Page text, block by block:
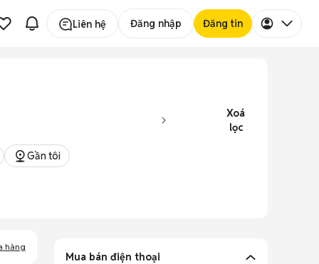
Liên hệ Đăng nhập Đăng tin
Xoá
lọc
Gần tôi
hàng
Mua bán điện thoại